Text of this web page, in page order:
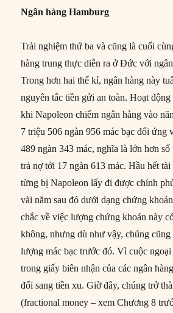
Ngân hàng Hamburg
Trải nghiệm thứ ba và cũng là cuối
hàng trung thực diễn ra ở Đức với
Trong hơn hai thế kỉ, ngân hàng này
nguyên tắc tiền gửi an toàn. Hoạt
khi Napoleon chiếm ngân hàng vào
7 triệu 506 ngàn 956 mác bạc đối ứng
489 ngàn 343 mác, nghĩa là lớn hơn số
trả nợ tới 17 ngàn 613 mác. Hầu hết tài
từng bị Napoleon lấy đi được chính
vài năm sau đó dưới dạng chứng
chắc về việc lượng chứng khoán này
không, nhưng dù như vậy, chúng
lượng mác bạc trước đó. Vì cuộc
trong giấy biên nhận của các ngân
đổi sang tiền xu. Giờ đây, chúng trở
(fractional money – xem Chương 8